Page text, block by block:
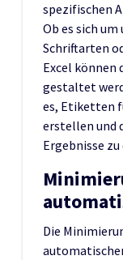
spezifischen
Ob es sich
Schriftarten
Excel
gestaltet
es, Etiketten
erstellen und
Ergebnisse
Die